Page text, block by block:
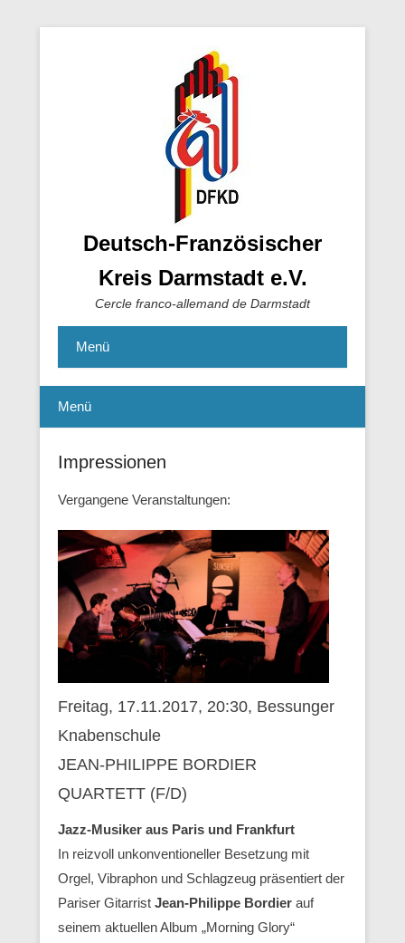
Deutsch-Französischer
Kreis Darmstadt e.V.
Cercle franco-allemand de Darmstadt
Menü
Menü
Impressionen
Vergangene Veranstaltungen:
Freitag, 17.11.2017, 20:30, Bessunger
Knabenschule
JEAN-PHILIPPE BORDIER
QUARTETT (F/D)
Jazz-Musiker aus Paris und Frankfurt
In reizvoll unkonventioneller Besetzung mit
Orgel, Vibraphon und Schlagzeug präsentiert der
Pariser Gitarrist Jean-Philippe Bordier auf
seinem aktuellen Album „Morning Glory“